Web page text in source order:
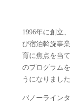
1996年に創立
び宿泊斡旋事
育に焦点を当
のプログラム
うになりました
バノーライン